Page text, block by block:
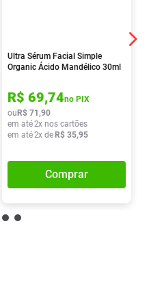
Ultra Sérum Facial Simple
Organic Ácido Mandélico 30ml
R$ 69,74no PIX
ou R$ 71 ,90
em até2x nos cartões
em até2x de R$ 35,95
Comprar